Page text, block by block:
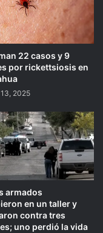
22 casos y 9
por rickettsiosis en
2025
armados
en un taller y
contra tres
uno perdió la vida